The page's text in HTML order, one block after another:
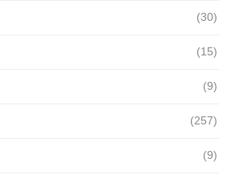
(30)
(15)
(9)
(257)
(9)